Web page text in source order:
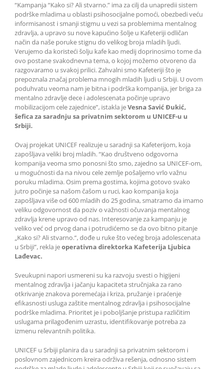
“Kampanja “Kako si? Ali stvarno.” ima za cilj da unapredii sistem
podrške mladima u oblasti psihosocijalne pomoći, obezbedi veću
informisanost i smanji stigmu u vezi sa problemima mentalnog
zdravlja, a upravo su nove kapućino šolje u Kafeteriji odličan
način da naše poruke stignu do velikog broja mladih ljudi.
Verujemo da koristeći šolju kafe kao medij doprinosimo tome da
ovo postane svakodnevna tema, o kojoj možemo otvoreno da
razgovaramo u svakoj prilici. Zahvalni smo Kafeteriji što je
prepoznala značaj problema mnogih mladih ljudi u Srbiji. U ovom
poduhvatu veoma nam je bitna i podrška kompanija, jer briga za
mentalno zdravlje dece i adolescenata počinje upravo
mobilizacijom cele zajednice”, istakla jeVesna Savić Đukić,
šefica za saradnju sa privatnim sektorom u UNICEF-u u
Srbiji.
Ovaj projekat UNICEF realizuje u saradnji sa Kafeterijom, koja
zapošljava veliki broj mladih. “Kao društveno odgovorna
kompanija veoma smo ponosni što smo, zajedno sa UNICEF-om,
u mogućnosti da na nivou cele zemlje pošaljemo vrlo važnu
poruku mladima. Osim prema gostima, kojima gotovo svako
jutro počinje sa našom čašom u ruci, kao kompanija koja
zapošljava više od 600 mladih do 25 godina, smatramo da imamo
veliku odgovornost da poziv o važnosti očuvanja mentalnog
zdravlja krene upravo od nas. Interesovanje za kampanju je
veliko već od prvog dana i potrudićemo se da ovo bitno pitanje
„Kako si? Ali stvarno.“, dođe u ruke što većeg broja adolescenata
u Srbiji”, rekla jeoperativna direktorka Kafeterija Ljubica
Lađevac.
Sveukupni napori usmereni su ka razvoju svesti o higijeni
mentalnog zdravlja i jačanju kapaciteta stručnjaka za rano
otkrivanje znakova poremećaja i kriza, pružanje i praćenje
efikasnosti usluga zaštite mentalnog zdravlja i psihosocijalne
podrške mladima. Prioritet je i poboljšanje pristupa različitim
uslugama prilagođenim uzrastu, identifikovanje potreba za
izmenu relevantnih politika.
UNICEF u Srbiji planira da u saradnji sa privatnim sektorom i
poslovnom zajednicom kreira održiva rešenja, odnosno sistem